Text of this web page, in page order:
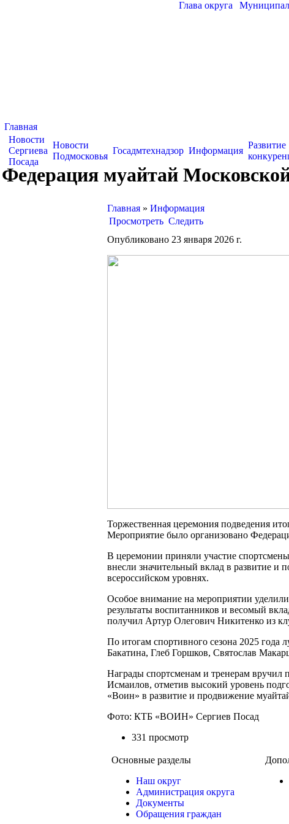
Глава округа
Главная
Новости
Сергиева
Посада
Новости
Подмосковья
Госадмтехнадзор Информация
Развитие
Федерация муайтай
Главная » Информация
Просмотреть Следить
Опубликовано 23 января 2026 г.
Торжественная церемония подведения
Мероприятие было организовано
В церемонии приняли участие
внесли значительный вклад в развитие и
всероссийском уровнях.
Особое внимание на мероприятии
результаты воспитанников и весомый
получил Артур Олегович Никитенко из
По итогам спортивного сезона 2025
Бакатина, Глеб Горшков, Святослав
Награды спортсменам и тренерам вручил
Исмаилов, отметив высокий уровень
«Воин» в развитие и продвижение
Фото: КТБ «ВОИН» Сергиев Посад
331 просмотр
Основные разделы
Наш округ
Администрация округа
Документы
Обращения граждан